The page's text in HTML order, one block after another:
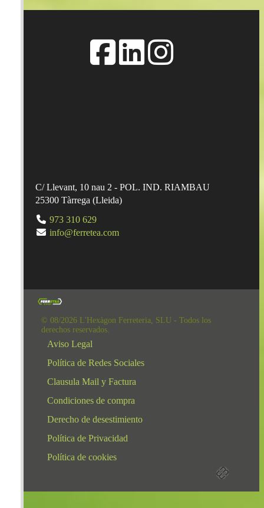
C/ Llevant, 10 nau 2 - POL. IND. RIAMBAU
25300 Tàrrega (Lleida)
973 310 629
info@ferretea.com
© 08/2026 L'Hexàgon Ferreteria, SLU - Todos los
derechos reservados.
Aviso Legal
Política de Redes Sociales
Clausula Mail y Factura
Condiciones de compra
Derecho de desestimiento
Política de Privacidad
Política de cookies